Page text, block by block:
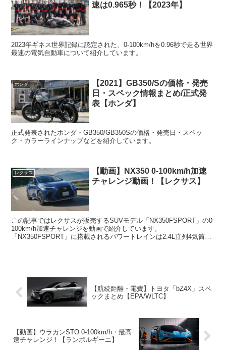
速は0.965秒！【2023年】
2023年ギネス世界記録に認定された、0-100km/hを0.96秒で走る世界
最速の電気自動車について紹介しています。
ホンダ
【2021】GB350/Sの価格・発売
日・スペック情報まとめ/正式発
表【ホンダ】
正式発表されたホンダ・GB350/GB350Sの価格・発売日・スペッ
ク・カラーラインナップなどを紹介しています。
レクサス
【動画】NX350 0-100km/h加速
チャレンジ動画！【レクサス】
この記事ではレクサスが販売するSUVモデル「NX350FSPORT」の0-
100km/h加速チャレンジを動画で紹介しています。
「NX350FSPORT」に搭載されるパワートレインは2.4L直列4気筒タ
【航続距離・電費】トヨタ「bZ4X」スペ
ックまとめ【EPA/WLTC】
【動画】ウラカンSTO 0-100km/h・最高
速チャレンジ！【ランボルギーニ】